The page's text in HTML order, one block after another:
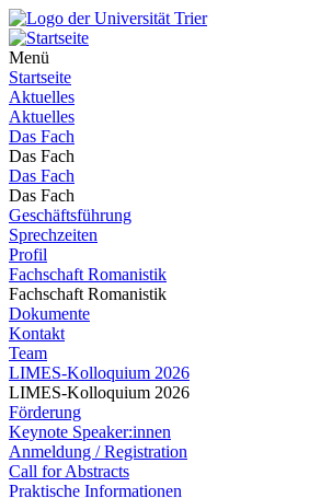
Menü
Startseite
Aktuelles
Aktuelles
Das Fach
Das Fach
Das Fach
Das Fach
Geschäftsführung
Sprechzeiten
Profil
Fachschaft Romanistik
Fachschaft Romanistik
Dokumente
Kontakt
Team
LIMES-Kolloquium 2026
LIMES-Kolloquium 2026
Förderung
Keynote Speaker:innen
Anmeldung / Registration
Call for Abstracts
Praktische Informationen